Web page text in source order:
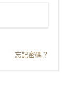
忘記密碼？